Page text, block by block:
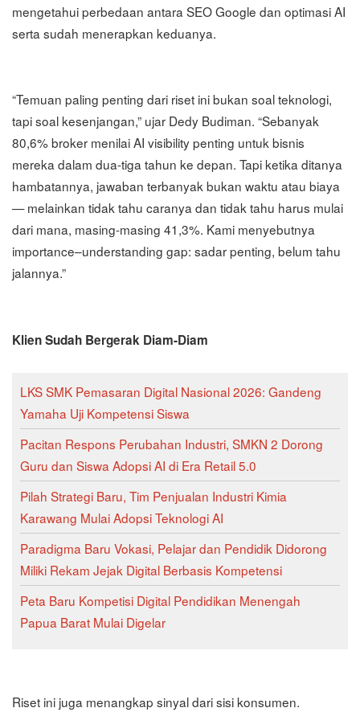
mengetahui perbedaan antara SEO Google dan optimasi AI
serta sudah menerapkan keduanya.
“Temuan paling penting dari riset ini bukan soal teknologi,
tapi soal kesenjangan,” ujar Dedy Budiman. “Sebanyak
80,6% broker menilai AI visibility penting untuk bisnis
mereka dalam dua-tiga tahun ke depan. Tapi ketika ditanya
hambatannya, jawaban terbanyak bukan waktu atau biaya
— melainkan tidak tahu caranya dan tidak tahu harus mulai
dari mana, masing-masing 41,3%. Kami menyebutnya
importance–understanding gap: sadar penting, belum tahu
jalannya.”
Klien Sudah Bergerak Diam-Diam
LKS SMK Pemasaran Digital Nasional 2026: Gandeng
Yamaha Uji Kompetensi Siswa
Pacitan Respons Perubahan Industri, SMKN 2 Dorong
Guru dan Siswa Adopsi AI di Era Retail 5.0
Pilah Strategi Baru, Tim Penjualan Industri Kimia
Karawang Mulai Adopsi Teknologi AI
Paradigma Baru Vokasi, Pelajar dan Pendidik Didorong
Miliki Rekam Jejak Digital Berbasis Kompetensi
Peta Baru Kompetisi Digital Pendidikan Menengah
Papua Barat Mulai Digelar
Riset ini juga menangkap sinyal dari sisi konsumen.